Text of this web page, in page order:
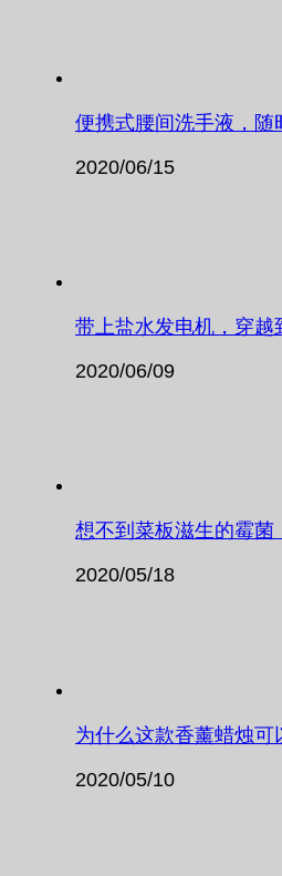
便携式腰间洗手液，随
2020/06/15
带上盐水发电机，穿越
2020/06/09
想不到菜板滋生的霉
2020/05/18
为什么这款香薰蜡烛
2020/05/10